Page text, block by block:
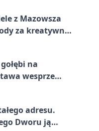
z Mazowsza
za kreatywną
na
wesprze
adresu.
Dworu ją